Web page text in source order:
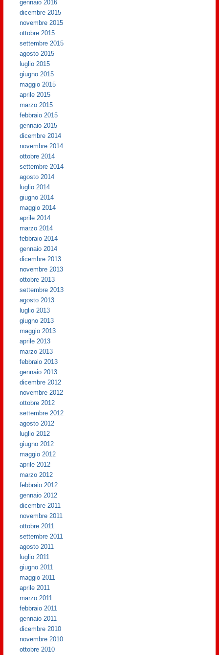
gennaio 2016
dicembre 2015
novembre 2015
ottobre 2015
settembre 2015
agosto 2015
luglio 2015
giugno 2015
maggio 2015
aprile 2015
marzo 2015
febbraio 2015
gennaio 2015
dicembre 2014
novembre 2014
ottobre 2014
settembre 2014
agosto 2014
luglio 2014
giugno 2014
maggio 2014
aprile 2014
marzo 2014
febbraio 2014
gennaio 2014
dicembre 2013
novembre 2013
ottobre 2013
settembre 2013
agosto 2013
luglio 2013
giugno 2013
maggio 2013
aprile 2013
marzo 2013
febbraio 2013
gennaio 2013
dicembre 2012
novembre 2012
ottobre 2012
settembre 2012
agosto 2012
luglio 2012
giugno 2012
maggio 2012
aprile 2012
marzo 2012
febbraio 2012
gennaio 2012
dicembre 2011
novembre 2011
ottobre 2011
settembre 2011
agosto 2011
luglio 2011
giugno 2011
maggio 2011
aprile 2011
marzo 2011
febbraio 2011
gennaio 2011
dicembre 2010
novembre 2010
ottobre 2010